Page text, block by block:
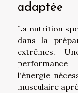
adaptée
La nutrition
dans la
extrêmes.
l'énergie
musculaire